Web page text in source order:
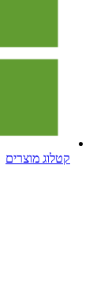
קטלוג מוצרים